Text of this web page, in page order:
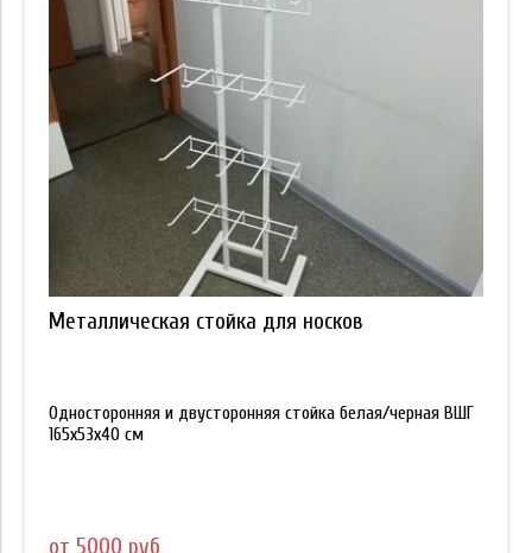
Металлическая стойка для носков
Односторонняя и двусторонняя стойка белая/черная ВШГ
165х53х40 см
от 5000 руб